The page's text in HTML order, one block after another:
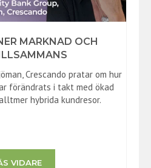
MARKNAD OCH
Crescando pratar om hur
förändrats i takt med ökad
hybrida kundresor.
VIDARE